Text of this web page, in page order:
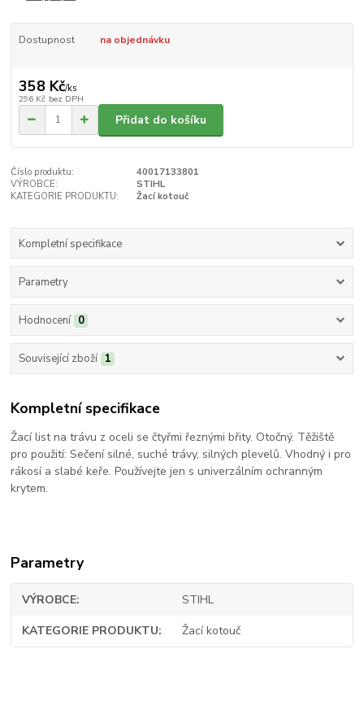
Dostupnost na objednávku
358 Kč/ks
296 Kč bez DPH
Přidat do košíku
Číslo produktu:
40017133801
VÝROBCE:
STIHL
KATEGORIE PRODUKTU:
Žací kotouč
Kompletní specifikace
Parametry
Hodnocení 0
Související zboží 1
Kompletní specifikace
Žací list na trávu z oceli se čtyřmi řeznými břity. Otočný. Těžiště
pro použití: Sečení silné, suché trávy, silných plevelů. Vhodný i pro
rákosí a slabé keře. Používejte jen s univerzálním ochranným
krytem.
Parametry
VÝROBCE STIHL
KATEGORIE PRODUKTU Žací kotouč